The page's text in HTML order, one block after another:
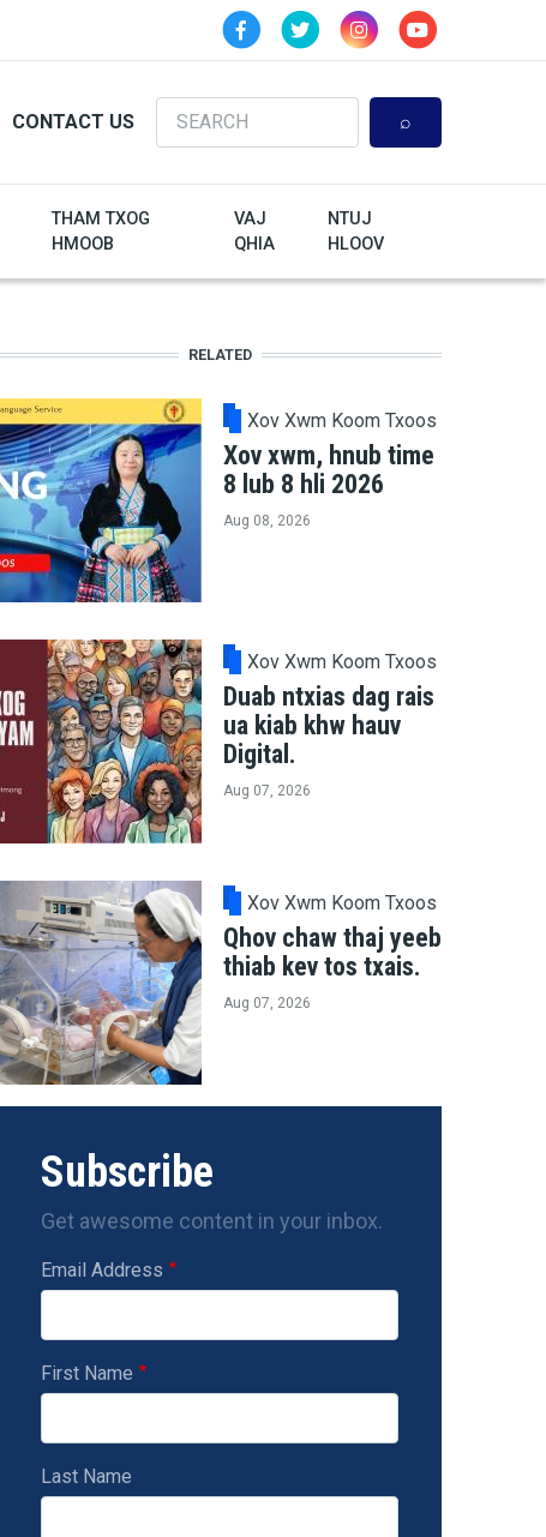
CONTACT US
Search
THAM TXOG
HMOOB
VAJ
QHIA
NTUJ
HLOOV
RELATED
Xov Xwm Koom Txoos
Xov xwm, hnub time
8 lub 8 hli 2026
Aug 08, 2026
Xov Xwm Koom Txoos
Duab ntxias dag rais
ua kiab khw hauv
Digital.
Aug 07, 2026
Xov Xwm Koom Txoos
Qhov chaw thaj yeeb
thiab kev tos txais.
Aug 07, 2026
Subscribe
Get awesome content in your inbox.
Email Address
First Name
Last Name